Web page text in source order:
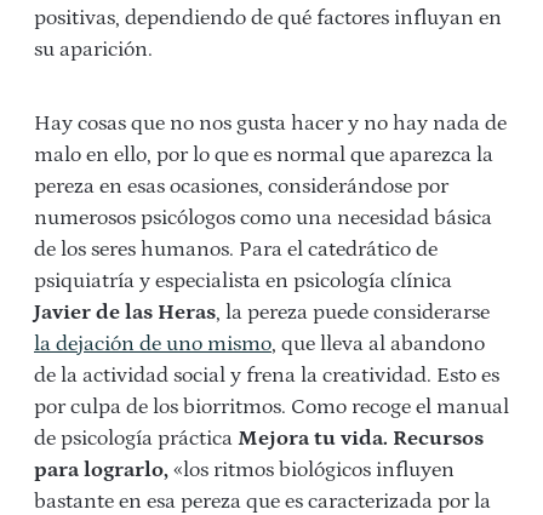
positivas, dependiendo de qué factores influyan en
su aparición.
Hay cosas que no nos gusta hacer y no hay nada de
malo en ello, por lo que es normal que aparezca la
pereza en esas ocasiones, considerándose por
numerosos psicólogos como una necesidad básica
de los seres humanos. Para el catedrático de
psiquiatría y especialista en psicología clínica
Javier de las Heras, la pereza puede considerarse
la dejación de uno mismo, que lleva al abandono
de la actividad social y frena la creatividad. Esto es
por culpa de los biorritmos. Como recoge el manual
de psicología práctica Mejora tu vida. Recursos
para lograrlo, «los ritmos biológicos influyen
bastante en esa pereza que es caracterizada por la